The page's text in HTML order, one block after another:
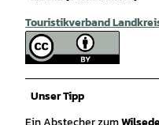
Touristikverband
Unser Tipp